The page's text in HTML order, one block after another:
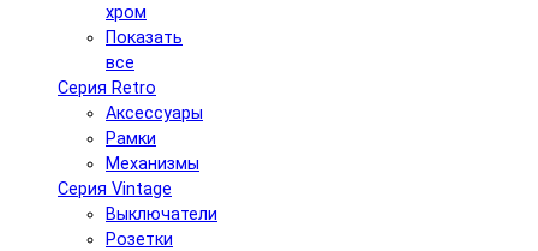
хром
Показать
все
Серия Retro
Аксессуары
Рамки
Механизмы
Серия Vintage
Выключатели
Розетки